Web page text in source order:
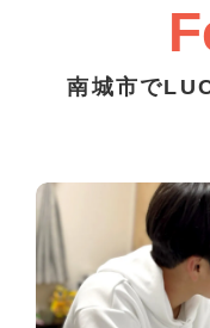
南城市で